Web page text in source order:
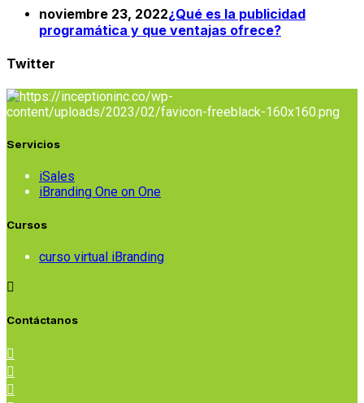
noviembre 23, 2022¿Qué es la publicidad
programática y que ventajas ofrece?
Twitter
Servicios
iSales
iBranding One on One
Cursos
curso virtual iBranding
Contáctanos